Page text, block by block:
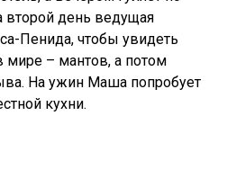
день ведущая
Пенида, чтобы увидеть
мире – мантов, а потом
На ужин Маша попробует
кухни.